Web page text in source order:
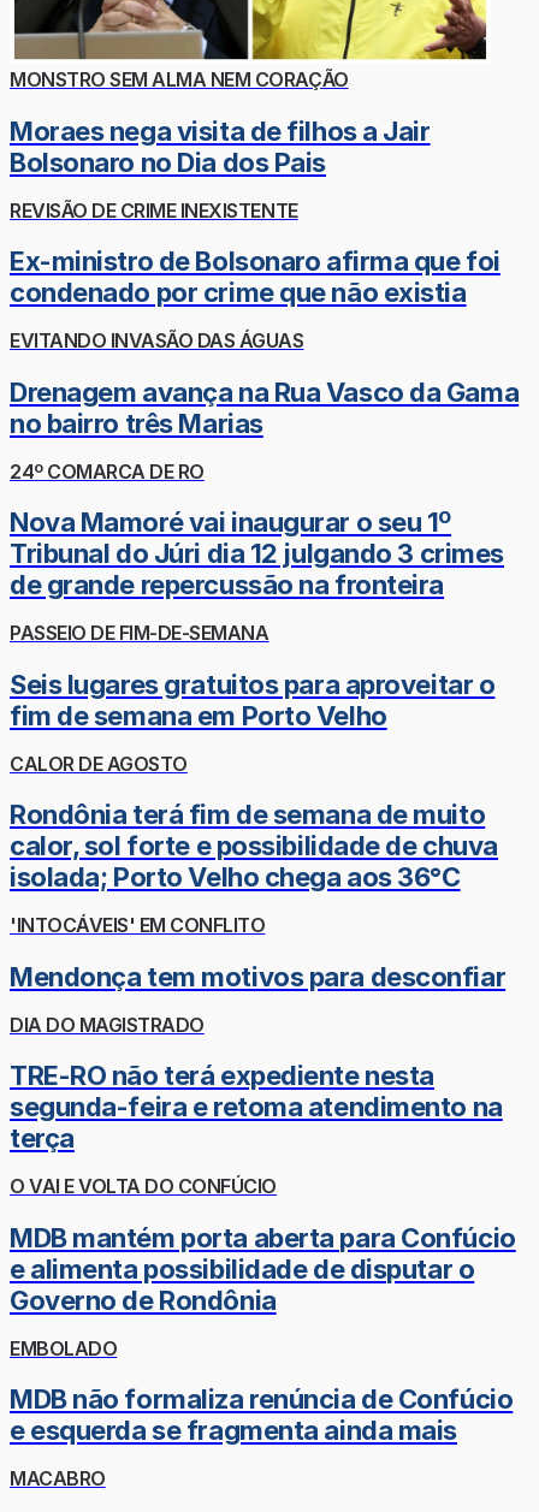
MONSTRO SEM ALMA NEM CORAÇÃO
Moraes nega visita de filhos a Jair
Bolsonaro no Dia dos Pais
REVISÃO DE CRIME INEXISTENTE
Ex-ministro de Bolsonaro afirma que foi
condenado por crime que não existia
EVITANDO INVASÃO DAS ÁGUAS
Drenagem avança na Rua Vasco da Gama
no bairro três Marias
24º COMARCA DE RO
Nova Mamoré vai inaugurar o seu 1º
Tribunal do Júri dia 12 julgando 3 crimes
de grande repercussão na fronteira
PASSEIO DE FIM-DE-SEMANA
Seis lugares gratuitos para aproveitar o
fim de semana em Porto Velho
CALOR DE AGOSTO
Rondônia terá fim de semana de muito
calor, sol forte e possibilidade de chuva
isolada; Porto Velho chega aos 36°C
'INTOCÁVEIS' EM CONFLITO
Mendonça tem motivos para desconfiar
DIA DO MAGISTRADO
TRE-RO não terá expediente nesta
segunda-feira e retoma atendimento na
terça
O VAI E VOLTA DO CONFÚCIO
MDB mantém porta aberta para Confúcio
e alimenta possibilidade de disputar o
Governo de Rondônia
EMBOLADO
MDB não formaliza renúncia de Confúcio
e esquerda se fragmenta ainda mais
MACABRO